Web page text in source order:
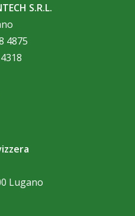
S.R.L.
4875
Lugano